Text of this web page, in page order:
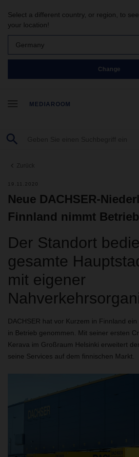
Select a different country, or region, to
your location!
Germany
Change
MEDIAROOM
Zurück
19.11.2020
Neue DACHSER-
Finnland nimmt
Der Standort
gesamte
mit eigener
DACHSER hat vor Kurzem in Finnland
in Betrieb genommen. Mit seiner ersten
Kerava im Großraum Helsinki erweitert
seine Services auf dem finnischen Markt.